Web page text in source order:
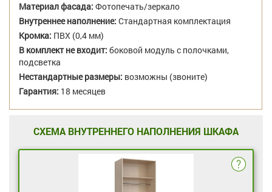
Материал фасада: Фотопечать/зеркало
Внутреннее наполнение: Стандартная комплектация
Кромка: ПВХ (0,4 мм)
В комплект не входит: боковой модуль с полочками,
подсветка
Нестандартные размеры: возможны (звоните)
Гарантия: 18 месяцев
СХЕМА ВНУТРЕННЕГО НАПОЛНЕНИЯ ШКАФА